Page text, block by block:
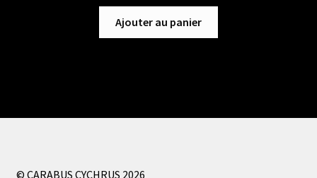
Ajouter au panier
© CARABUS CYCHRUS 2026